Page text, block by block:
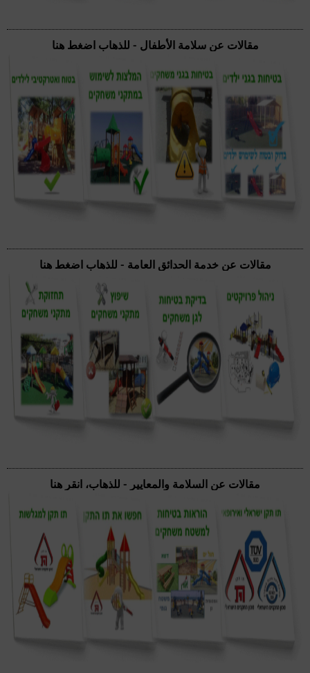
مقالات عن سلامة الأطفال - للذهاب اضغط هنا
مقالات عن خدمة الحدائق العامة - للذهاب اضغط هنا
مقالات عن السلامة والمعايير - للذهاب، انقر هنا